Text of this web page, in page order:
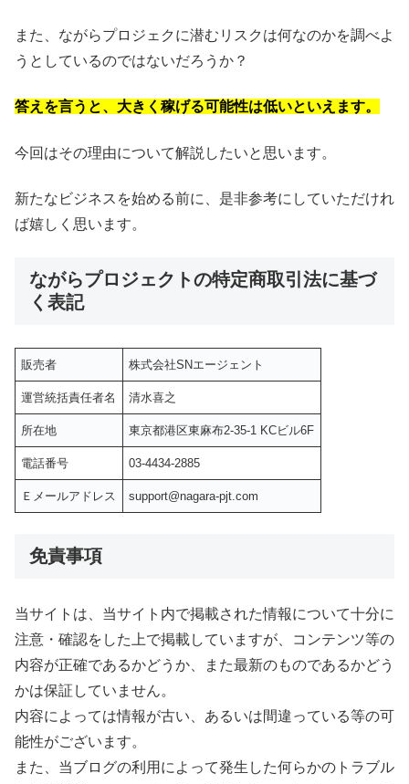
また、ながらプロジェクに潜むリスクは何なのかを調べよ
うとしているのではないだろうか？
答えを言うと、大きく稼げる可能性は低いといえます。
今回はその理由について解説したいと思います。
新たなビジネスを始める前に、是非参考にしていただけれ
ば嬉しく思います。
ながらプロジェクトの特定商取引法に基づ
く表記
販売者 株式会社SNエージェント
運営統括責任者名 清水喜之
所在地 東京都港区東麻布2-35-1 KCビル6F
電話番号 03-4434-2885
Ｅメールアドレス support@nagara-pjt.com
免責事項
当サイトは、当サイト内で掲載された情報について十分に
注意・確認をした上で掲載していますが、コンテンツ等の
内容が正確であるかどうか、また最新のものであるかどう
かは保証していません。
内容によっては情報が古い、あるいは間違っている等の可
能性がございます。
また、当ブログの利用によって発生した何らかのトラブル